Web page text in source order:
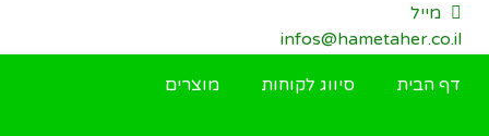
מייל
infos@hametaher.co.il
דף הבית סיווג לקוחות מוצרים